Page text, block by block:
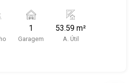
da Treze.
1
Garagem
53.59 m²
A. Útil